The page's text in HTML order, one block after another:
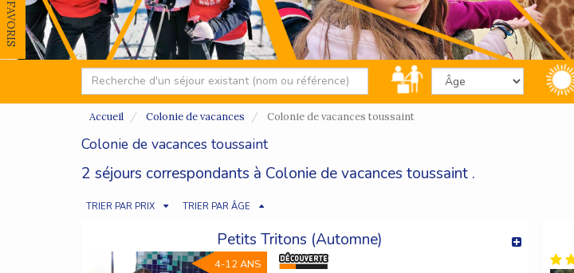
FAVORIS
Accueil Colonie de vacances Colonie de vacances toussaint
Colonie de vacances toussaint
2 séjours correspondants à Colonie de vacances toussaint .
TRIER PAR PRIX TRIER PAR ÂGE
Petits Tritons (Automne)
4-12 ANS